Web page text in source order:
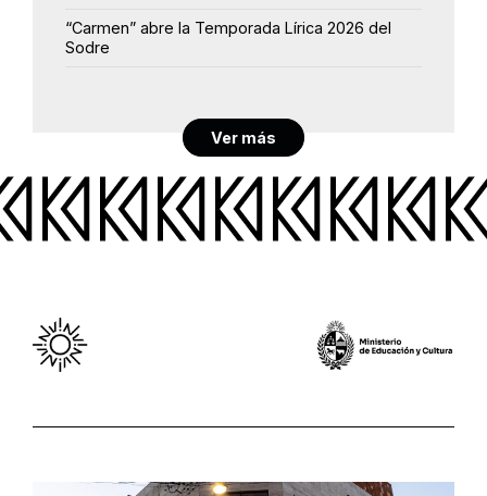
“Carmen” abre la Temporada Lírica 2026 del
Sodre
Ver más